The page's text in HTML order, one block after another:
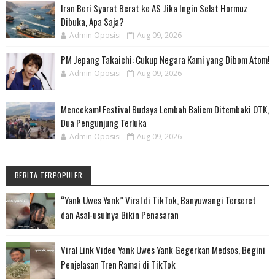
Iran Beri Syarat Berat ke AS Jika Ingin Selat Hormuz
Dibuka, Apa Saja?
Admin Oposisi Aug 09, 2026
PM Jepang Takaichi: Cukup Negara Kami yang Dibom Atom!
Admin Oposisi Aug 09, 2026
Mencekam! Festival Budaya Lembah Baliem Ditembaki OTK,
Dua Pengunjung Terluka
Admin Oposisi Aug 09, 2026
BERITA TERPOPULER
“Yank Uwes Yank” Viral di TikTok, Banyuwangi Terseret
dan Asal-usulnya Bikin Penasaran
Viral Link Video Yank Uwes Yank Gegerkan Medsos, Begini
Penjelasan Tren Ramai di TikTok